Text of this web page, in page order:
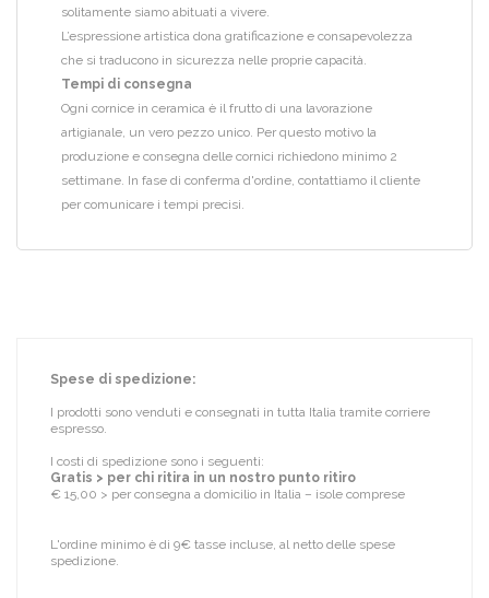
solitamente siamo abituati a vivere.
L’espressione artistica dona gratificazione e consapevolezza
che si traducono in sicurezza nelle proprie capacità.
Tempi di consegna
Ogni cornice in ceramica è il frutto di una lavorazione
artigianale, un vero pezzo unico. Per questo motivo la
produzione e consegna delle cornici richiedono minimo 2
settimane. In fase di conferma d'ordine, contattiamo il cliente
per comunicare i tempi precisi.
Spese di spedizione:
I prodotti sono venduti e consegnati in tutta Italia tramite corriere
espresso.
I costi di spedizione sono i seguenti:
Gratis > per chi ritira in un nostro punto ritiro
€ 15,00 > per consegna a domicilio in Italia – isole comprese
L'ordine minimo è di 9€ tasse incluse, al netto delle spese
spedizione.